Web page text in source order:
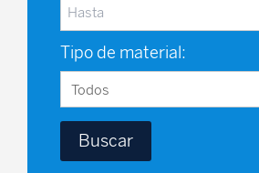
Tipo de material: